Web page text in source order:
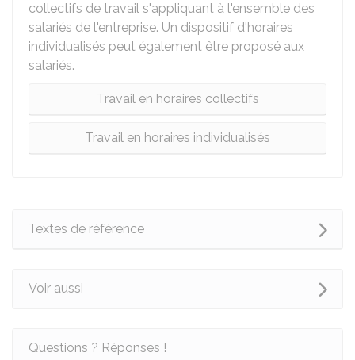
collectifs de travail s'appliquant à l'ensemble des
salariés de l'entreprise. Un dispositif d'horaires
individualisés peut également être proposé aux
salariés.
Travail en horaires collectifs
Travail en horaires individualisés
Textes de référence
Voir aussi
Questions ? Réponses !